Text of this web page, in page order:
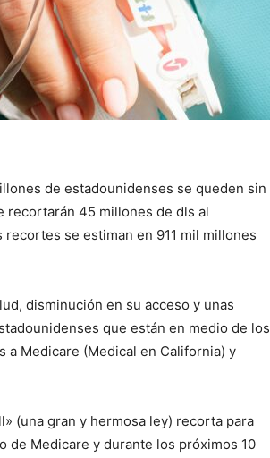
de estadounidenses se queden sin
recortarán 45 millones de dls al
se estiman en 911 mil millones
disminución en su acceso y unas
que están en medio de los
a Medicare (Medical en California) y
(una gran y hermosa ley) recorta para
de Medicare y durante los próximos 10